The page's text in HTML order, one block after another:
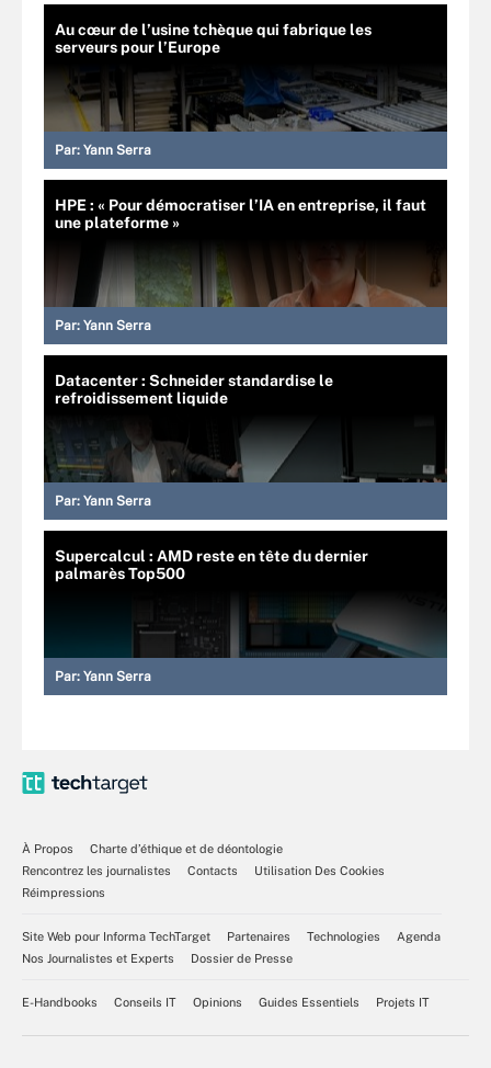
Au cœur de l’usine tchèque qui fabrique les
serveurs pour l’Europe
Par: Yann Serra
HPE : « Pour démocratiser l’IA en entreprise, il faut
une plateforme »
Par: Yann Serra
Datacenter : Schneider standardise le
refroidissement liquide
Par: Yann Serra
Supercalcul : AMD reste en tête du dernier
palmarès Top500
Par: Yann Serra
À Propos
Charte d’éthique et de déontologie
Rencontrez les journalistes
Contacts
Utilisation Des Cookies
Réimpressions
Site Web pour Informa TechTarget Partenaires Technologies
Agenda
Nos Journalistes et Experts
Dossier de Presse
E-Handbooks Conseils IT Opinions Guides Essentiels Projets IT